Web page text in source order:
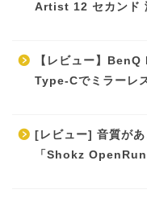
Artist 12 セカンド
【レビュー】
Type-Cでミラーレ
[レビュー] 音質が
「Shokz